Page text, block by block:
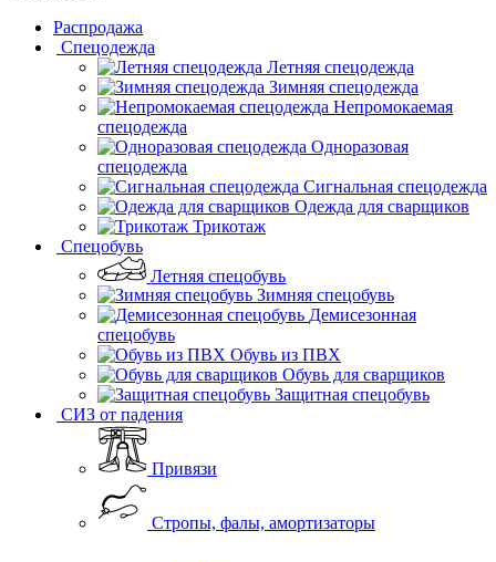
Распродажа
Спецодежда
Летняя спецодежда
Зимняя спецодежда
Непромокаемая
спецодежда
Одноразовая
спецодежда
Сигнальная спецодежда
Одежда для сварщиков
Трикотаж
Спецобувь
Летняя спецобувь
Зимняя спецобувь
Демисезонная
спецобувь
Обувь из ПВХ
Обувь для сварщиков
Защитная спецобувь
СИЗ от падения
Привязи
Стропы, фалы, амортизаторы